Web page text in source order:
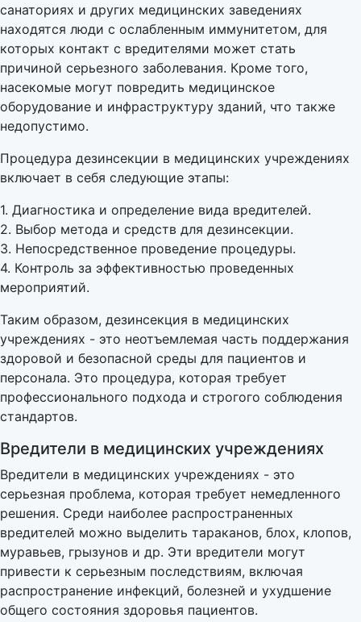
санаториях и других медицинских заведениях
находятся люди с ослабленным иммунитетом, для
которых контакт с вредителями может стать
причиной серьезного заболевания. Кроме того,
насекомые могут повредить медицинское
оборудование и инфраструктуру зданий, что также
недопустимо.
Процедура дезинсекции в медицинских учреждениях
включает в себя следующие этапы:
1. Диагностика и определение вида вредителей.
2. Выбор метода и средств для дезинсекции.
3. Непосредственное проведение процедуры.
4. Контроль за эффективностью проведенных
мероприятий.
Таким образом, дезинсекция в медицинских
учреждениях - это неотъемлемая часть поддержания
здоровой и безопасной среды для пациентов и
персонала. Это процедура, которая требует
профессионального подхода и строгого соблюдения
стандартов.
Вредители в медицинских учреждениях
Вредители в медицинских учреждениях - это
серьезная проблема, которая требует немедленного
решения. Среди наиболее распространенных
вредителей можно выделить тараканов, блох, клопов,
муравьев, грызунов и др. Эти вредители могут
привести к серьезным последствиям, включая
распространение инфекций, болезней и ухудшение
общего состояния здоровья пациентов.